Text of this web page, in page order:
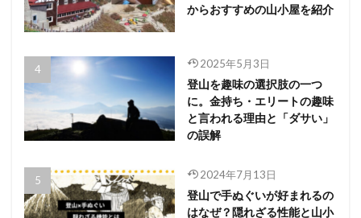
からおすすめの山小屋を紹介
2025年5月3日
登山を趣味の選択肢の一つ
に。金持ち・エリートの趣味
と言われる理由と「ダサい」
の誤解
2024年7月13日
登山で手ぬぐいが好まれるの
はなぜ？隠れざる性能と山小